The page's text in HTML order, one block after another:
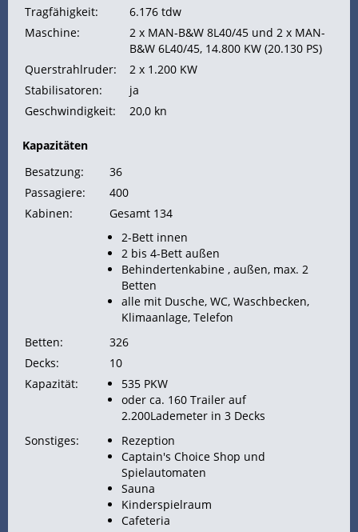
Tragfähigkeit:
6.176 tdw
Maschine:
2 x MAN-B&W 8L40/45 und 2 x MAN-
B&W 6L40/45, 14.800 KW (20.130 PS)
Querstrahlruder:
2 x 1.200 KW
Stabilisatoren:
ja
Geschwindigkeit:
20,0 kn
Kapazitäten
Besatzung:
36
Passagiere:
400
Kabinen:
Gesamt 134
2-Bett innen
2 bis 4-Bett außen
Behindertenkabine , außen, max. 2
Betten
alle mit Dusche, WC, Waschbecken,
Klimaanlage, Telefon
Betten:
326
Decks:
10
Kapazität:
535 PKW
oder ca. 160 Trailer auf
2.200Lademeter in 3 Decks
Sonstiges:
Rezeption
Captain's Choice Shop und
Spielautomaten
Sauna
Kinderspielraum
Cafeteria